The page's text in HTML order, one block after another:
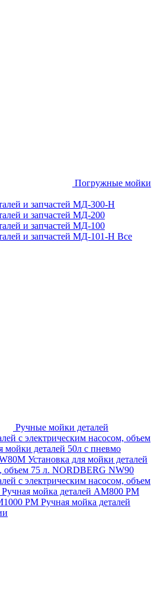
Погружные мойки
и запчастей МД-300-H
и запчастей МД-200
и запчастей МД-100
и запчастей МД-101-Н Все
Ручные мойки деталей
с электрическим насосом, объем
мойки деталей 50л с пневмо
Установка для мойки деталей
объем 75 л. NORDBERG NW90
с электрическим насосом, объем
Ручная мойка деталей АМ800 РМ
РМ Ручная мойка деталей